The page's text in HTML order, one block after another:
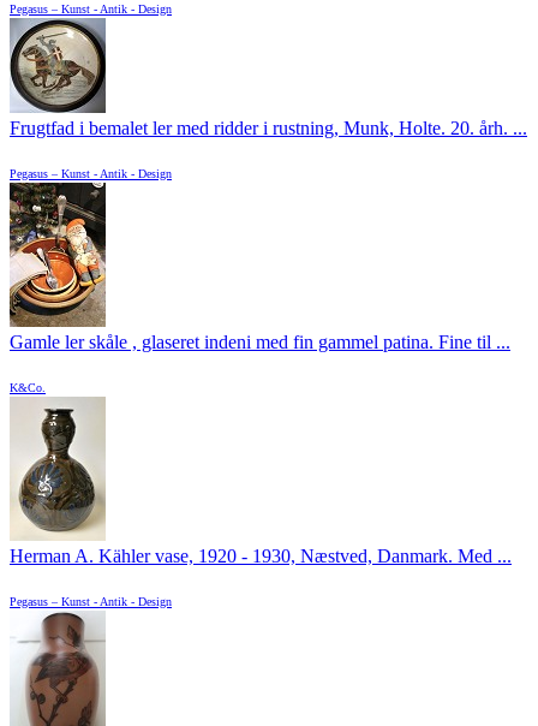
Pegasus – Kunst - Antik - Design
Frugtfad i bemalet ler med ridder i rustning, Munk, Holte. 20. årh. ...
Pegasus – Kunst - Antik - Design
Gamle ler skåle , glaseret indeni med fin gammel patina. Fine til ...
K&Co.
Herman A. Kähler vase, 1920 - 1930, Næstved, Danmark. Med ...
Pegasus – Kunst - Antik - Design